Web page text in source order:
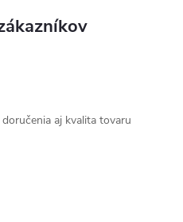
aj kvalita tovaru